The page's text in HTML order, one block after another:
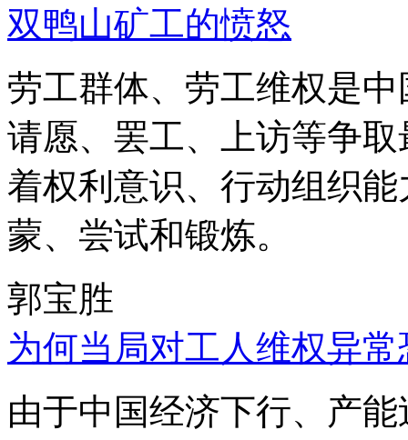
双鸭山矿工的愤怒
劳工群体、劳工维权是
请愿、罢工、上访等争
着权利意识、行动组织
蒙、尝试和锻炼。
郭宝胜
为何当局对工人维权异
由于中国经济下行、产